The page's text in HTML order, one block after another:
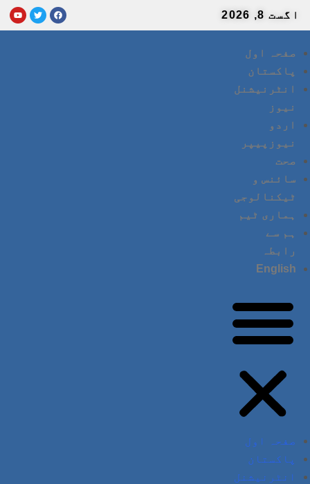
اگست 8, 2026
صفحہ اول
پاکستان
انٹرنیشنل
نیوز
اردو
نیوزپیپر
صحت
سائنس و
ٹیکنالوجی
ہماری ٹیم
ہم سے
رابطہ
English
صفحہ اول
پاکستان
انٹرنیشنل